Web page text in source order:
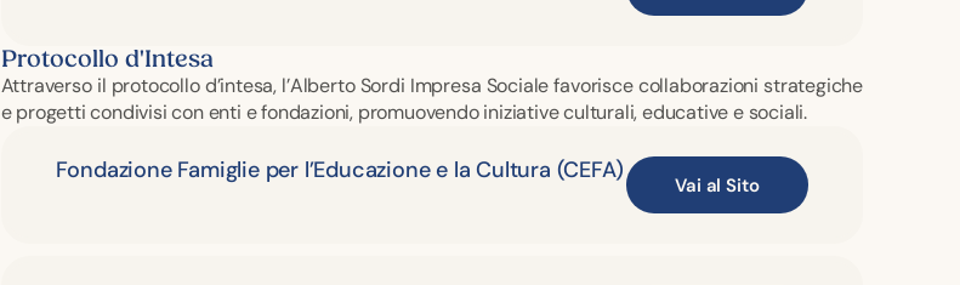
Protocollo d'Intesa
Attraverso il protocollo d’intesa, l’Alberto Sordi Impresa Sociale favorisce collaborazioni strategiche
e progetti condivisi con enti e fondazioni, promuovendo iniziative culturali, educative e sociali.
Fondazione Famiglie per l’Educazione e la Cultura (CEFA)
Vai al Sito